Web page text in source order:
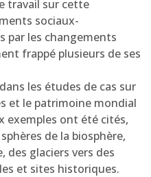
travail sur cette
sociaux-
par les changements
frappé plusieurs de ses
les études de cas sur
et le patrimoine mondial
exemples ont été cités,
de la biosphère,
des glaciers vers des
et sites historiques.